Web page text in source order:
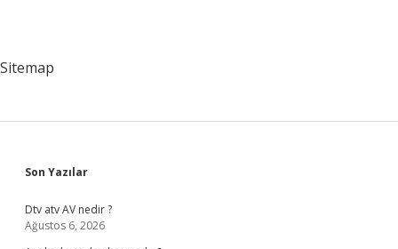
Sitemap
Sidebar
Son Yazılar
Dtv atv AV nedir ?
Ağustos 6, 2026